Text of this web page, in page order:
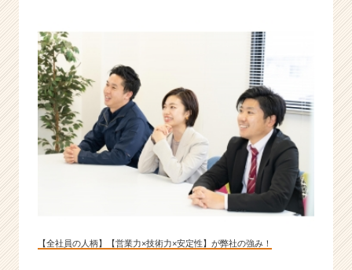
ー・
成
長
企
業
か
ら
が
【全社員の人柄】【営業力×技術力×安定性】が弊社の強み！